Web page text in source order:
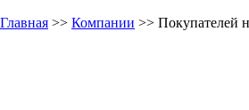
Главная >> Компании >> Покупателей